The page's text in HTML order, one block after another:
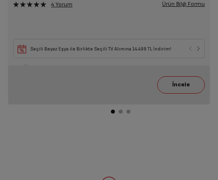
4 Yorum Ürün Bilgi Formu
Seçili Beyaz Eşya ile Birlikte Seçili TV Alımına 14.499 TL İndirim!